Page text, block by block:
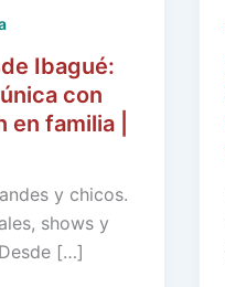
Ibagué:
con
familia |
y chicos.
shows y
[…]